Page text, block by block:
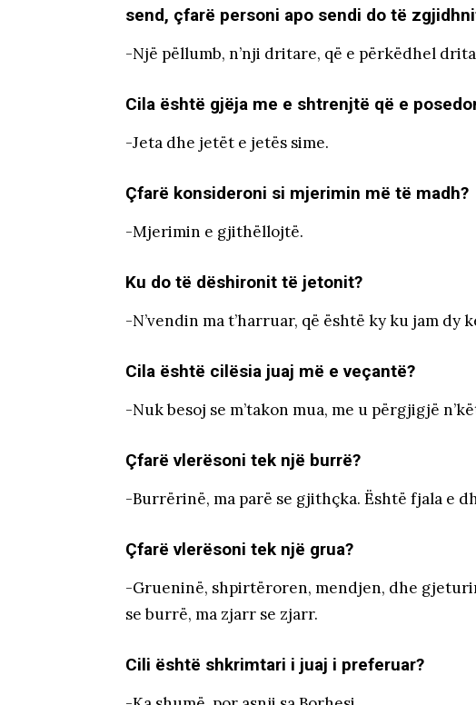
send, çfarë personi apo sendi do të
-Një pëllumb, n’nji dritare, që e përkëdhel
Cila është gjëja me e shtrenjtë që e
-Jeta dhe jetët e jetës sime.
Çfarë konsideroni si mjerimin më të madh?
-Mjerimin e gjithëllojtë.
Ku do të dëshironit të jetonit?
-N’vendin ma t’harruar, që është ky ku jam dy
Cila është cilësia juaj më e veçantë?
-Nuk besoj se m’takon mua, me u përgjigjë
Çfarë vlerësoni tek një burrë?
-Burrërinë, ma parë se gjithçka. Është fjala e
Çfarë vlerësoni tek një grua?
-Grueninë, shpirtëroren, mendjen, dhe
se burrë, ma zjarr se zjarr.
Cili është shkrimtari i juaj i preferuar?